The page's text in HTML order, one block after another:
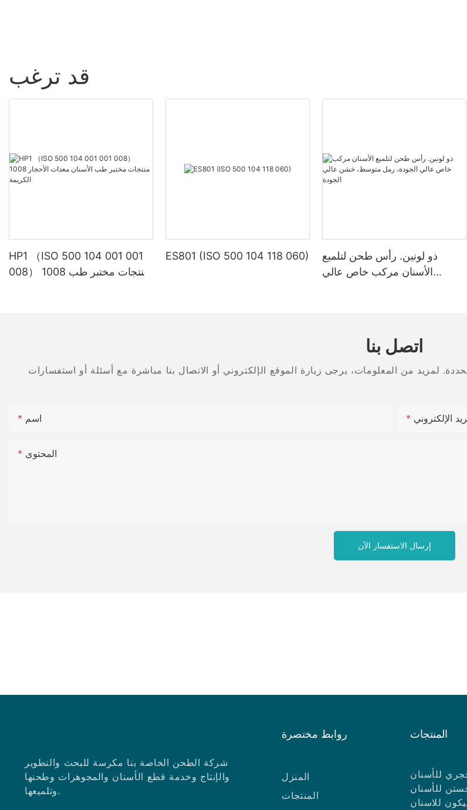
والجودة الممتازة والتصميم المبتكر، جذب المنتج انتباه
للفم والأسنان قد وصلت إلى المستوى الرائد في
الصناعة من حيث الابتكار التكنولوجي ومراقبة الجودة
وتجربة المستخدم. لن توفر هذه المنتجات للمرضى
كما حقق الترويج للمؤتمر في هونان نتائج جيدة للغاية.
لقد جاء العديد من مؤسسات طب الأسنان والموزعين
والمستهلكين للزيارة والتشاور ومناقشة التعاون. كان
الجو في المعرض دافئًا ومزدحمًا، مما أظهر بشكل
الأسنان عن طريق الفم أكثر وأفضل، وتقديم مساهمات
يمثل النجاح في إطلاق منتج الفم والأسنان [اسم
طب أسنان الفم. من المعتقد أنه في المستقبل،
ستحقق منتجات KEXIN للعناية بالفم والأسنان المزيد
قد ترغب
HP1 （ISO 500 104 001 001
008） 1008 منتجات مختبر طب
ES801 (ISO 500 104 118 060)
ذو لونين. رأس طحن لتلميع
الأسنان مركب خاص عالي
اتصل بنا
اسم الإلكتروني
المحتوى
إرسال الاستفسار الآن
شركة الطحن الخاصة بنا مكرسة للبحث والتطوير
والإنتاج وخدمة قطع الأسنان والمجوهرات وطحنها
وتلميعها.
روابط مختصرة
المنزل
المنتجات
المنتجات
للأسنان
للأسنان
للاسنان